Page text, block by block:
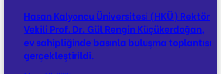
Hasan Kalyoncu Üniversitesi (HKÜ) Rektör
Vekili Prof. Dr. Gül Rengin Küçükerdoğan,
ev sahipliğinde basınla buluşma toplantısı
gerçekleştirildi.